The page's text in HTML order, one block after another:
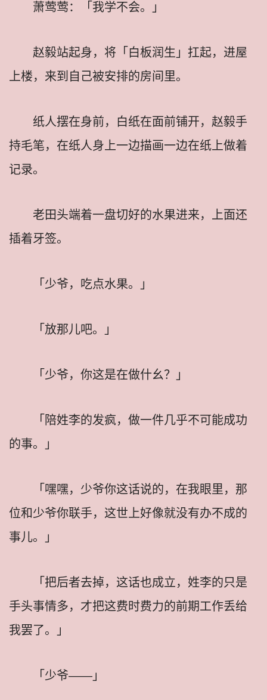
萧莺莺：「我学不会。」
赵毅站起身，将「白板润生」扛起，进屋
上楼，来到自己被安排的房间里。
纸人摆在身前，白纸在面前铺开，赵毅手
持毛笔，在纸人身上一边描画一边在纸上做着
记录。
老田头端着一盘切好的水果进来，上面还
插着牙签。
「少爷，吃点水果。」
「放那儿吧。」
「少爷，你这是在做什幺？」
「陪姓李的发疯，做一件几乎不可能成功
的事。」
「嘿嘿，少爷你这话说的，在我眼里，那
位和少爷你联手，这世上好像就没有办不成的
事儿。」
「把后者去掉，这话也成立，姓李的只是
手头事情多，才把这费时费力的前期工作丢给
我罢了。」
「少爷——」